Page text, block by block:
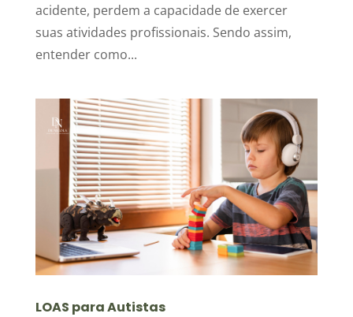
acidente, perdem a capacidade de exercer
suas atividades profissionais. Sendo assim,
entender como...
LOAS para Autistas